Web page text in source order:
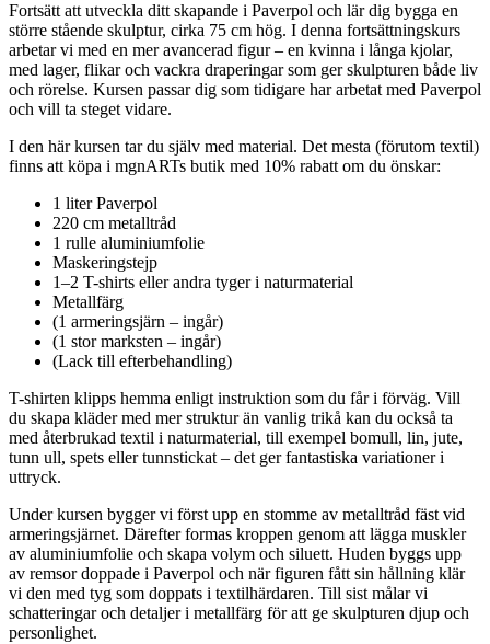
Fortsätt att utveckla ditt skapande i Paverpol och lär dig bygga en
större stående skulptur, cirka 75 cm hög. I denna fortsättningskurs
arbetar vi med en mer avancerad figur – en kvinna i långa kjolar,
med lager, flikar och vackra draperingar som ger skulpturen både liv
och rörelse. Kursen passar dig som tidigare har arbetat med Paverpol
och vill ta steget vidare.
I den här kursen tar du själv med material. Det mesta (förutom textil)
finns att köpa i mgnARTs butik med 10% rabatt om du önskar:
1 liter Paverpol
220 cm metalltråd
1 rulle aluminiumfolie
Maskeringstejp
1–2 T-shirts eller andra tyger i naturmaterial
Metallfärg
(1 armeringsjärn – ingår)
(1 stor marksten – ingår)
(Lack till efterbehandling)
T-shirten klipps hemma enligt instruktion som du får i förväg. Vill
du skapa kläder med mer struktur än vanlig trikå kan du också ta
med återbrukad textil i naturmaterial, till exempel bomull, lin, jute,
tunn ull, spets eller tunnstickat – det ger fantastiska variationer i
uttryck.
Under kursen bygger vi först upp en stomme av metalltråd fäst vid
armeringsjärnet. Därefter formas kroppen genom att lägga muskler
av aluminiumfolie och skapa volym och siluett. Huden byggs upp
av remsor doppade i Paverpol och när figuren fått sin hållning klär
vi den med tyg som doppats i textilhärdaren. Till sist målar vi
schatteringar och detaljer i metallfärg för att ge skulpturen djup och
personlighet.